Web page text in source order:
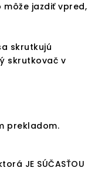
jazdiť vpred,
skrutkujú
skrutkovač v
prekladom.
JE SÚČASŤOU